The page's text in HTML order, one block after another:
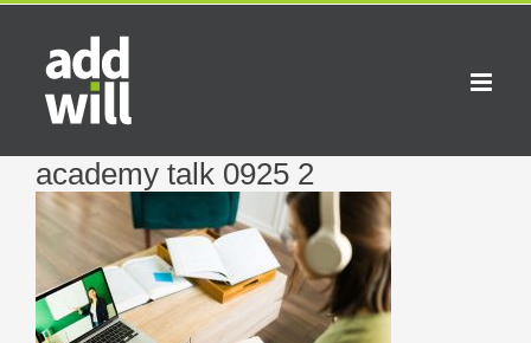
Saltar
contenido
academy talk 0925 2